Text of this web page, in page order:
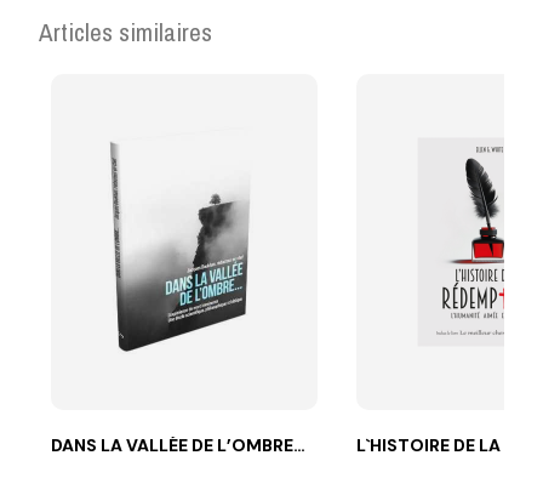
Articles similaires
DANS LA VALLÉE DE L’OMBRE… L`HISTOIRE DE LA